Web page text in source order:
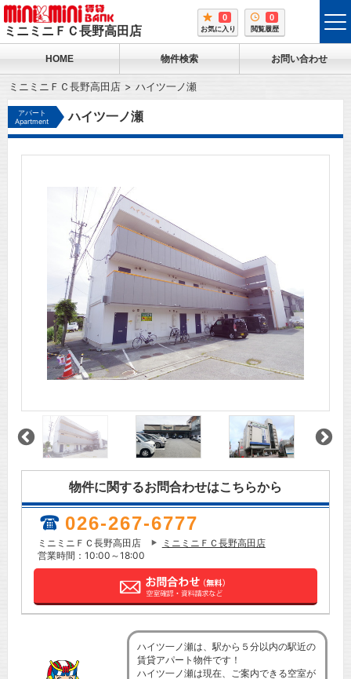
ミニミニＦＣ長野高田店
0
お気に入り
0
閲覧履歴
HOME 物件検索 お問い合わせ
ミニミニＦＣ長野高田店 ハイツ一ノ瀬
アパート
Apartment
ハイツ一ノ瀬
物件に関するお問合わせはこちらから
026-267-6777
ミニミニＦＣ長野高田店
ミニミニＦＣ長野高田店
営業時間：10:00～18:00
ハイツ一ノ瀬は、駅から５分以内の駅近の
賃貸アパート物件です！
ハイツ一ノ瀬は現在、ご案内できる空室が